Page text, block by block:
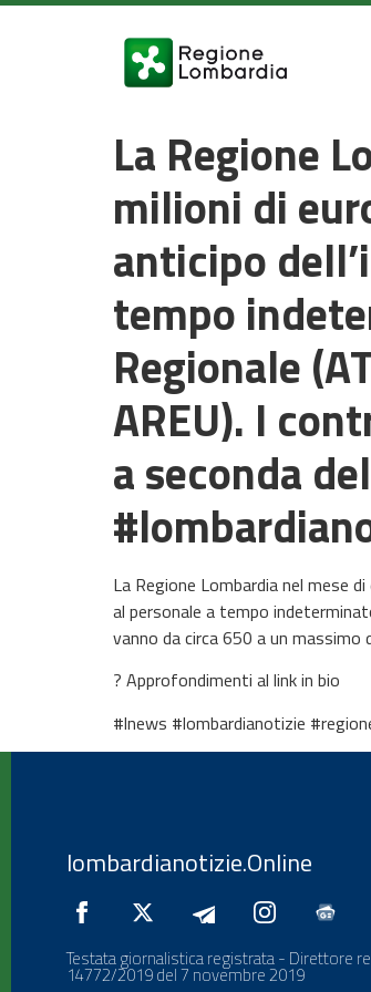
La Regione
milioni di
anticipo
tempo
Regionale
AREU). I
a seconda
La Regione Lombardia nel mese
al personale a tempo
vanno da circa 650 a un massimo
? Approfondimenti al link in bio
#lnews #lombardianotizie
lombardianotizie.Online
Testata giornalistica registrata - Direttore
14772/2019 del 7 novembre 2019